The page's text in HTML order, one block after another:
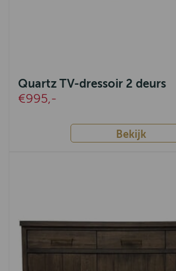
Quartz TV-dressoir 2 deurs
€995,-
Bekijk